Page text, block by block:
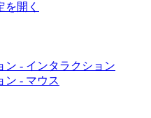
を開く
ン - インタラクション
ン - マウス